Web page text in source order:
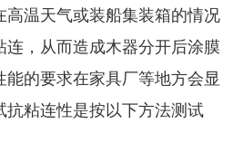
高温天气或装船集装箱的情况
连，从而造成木器分开后涂膜
能的要求在家具厂等地方会显
抗粘连性是按以下方法测试